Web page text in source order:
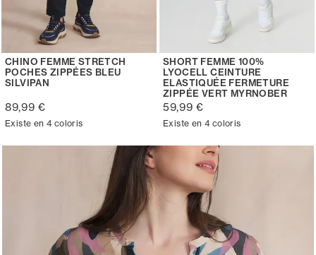
CHINO FEMME STRETCH
POCHES ZIPPÉES BLEU
SILVIPAN
89,99 €
Existe en 4 coloris
SHORT FEMME 100%
LYOCELL CEINTURE
ELASTIQUÉE FERMETURE
ZIPPÉE VERT MYRNOBER
59,99 €
Existe en 4 coloris